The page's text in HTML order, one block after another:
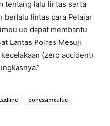
tentang lalu lintas serta
berlalu lintas para Pelajar
dapat membantu
Lantas Polres Mesuji
(zero accident)
polressimeulue